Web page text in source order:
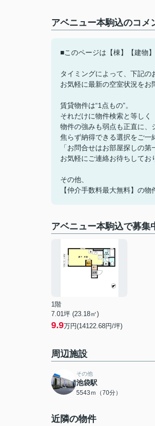
アベニュー本駒込のコメ
■このページは【棟】【建物
タイミングによって、下記の
お気軽に最新の空室状況をお
賃貸物件は“1点もの”。
それだけに物件検索と等しく
物件の強みも弱点も正直に、
焦らず納得できる選択をご一
「お問合せはお部屋探しの第
お気軽にご連絡お待ちしてお
その他、
【仲介手数料最大無料】の物
アベニュー本駒込で募集
1階
7.01坪 (23.18㎡)
9.9万円(14122.68円/坪)
周辺施設
その他
池袋駅
5543ｍ（70分）
近隣の物件